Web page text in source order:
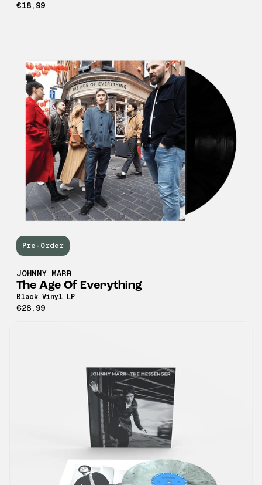
€18,99
Pre-Order
JOHNNY MARR
The Age Of Everything
Black Vinyl LP
€28,99